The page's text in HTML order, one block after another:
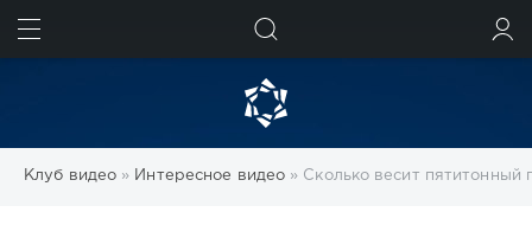
Клуб видео » Интересное видео » Сколько весит пятитонный